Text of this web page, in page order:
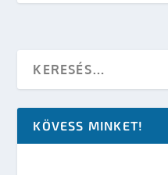
KÖVESS MINKET!